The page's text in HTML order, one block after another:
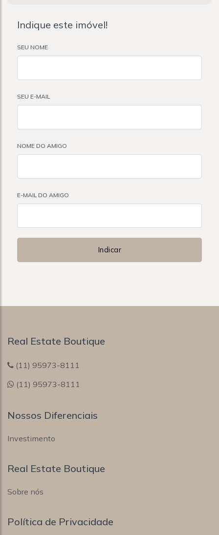
Indique este imóvel!
SEU NOME
SEU E-MAIL
NOME DO AMIGO
E-MAIL DO AMIGO
Indicar
Real Estate Boutique
(11) 95973-8111
(11) 95973-8111
Nossos Diferenciais
Investimento
Real Estate Boutique
Sobre nós
Política de Privacidade